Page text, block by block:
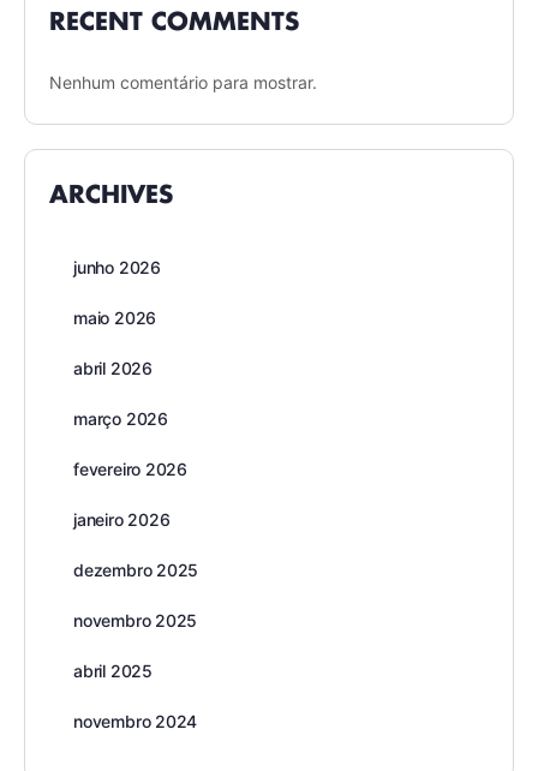
RECENT COMMENTS
Nenhum comentário para mostrar.
ARCHIVES
junho 2026
maio 2026
abril 2026
março 2026
fevereiro 2026
janeiro 2026
dezembro 2025
novembro 2025
abril 2025
novembro 2024